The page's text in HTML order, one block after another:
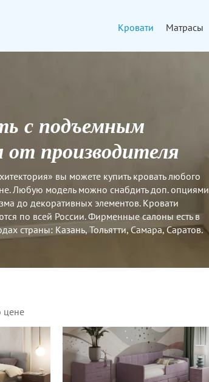
Кровати Матрасы
с подъемным
производителя
вы можете купить кровать любого
Любую модель можно снабдить доп. опциями
до декоративных элементов. Кровати
по всей России. Фирменные салоны есть в
страны: Казань, Тольятти, Самара, Саратов.
цене